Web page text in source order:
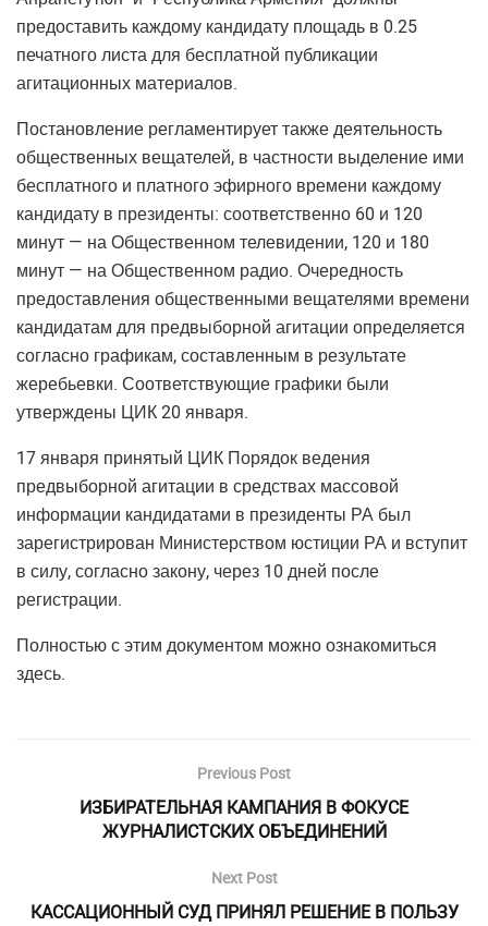
предоставить каждому кандидату площадь в 0.25
печатного листа для бесплатной публикации
агитационных материалов.
Постановление регламентирует также деятельность
общественных вещателей, в частности выделение ими
бесплатного и платного эфирного времени каждому
кандидату в президенты: соответственно 60 и 120
минут — на Общественном телевидении, 120 и 180
минут — на Общественном радио. Очередность
предоставления общественными вещателями времени
кандидатам для предвыборной агитации определяется
согласно графикам, составленным в результате
жеребьевки. Соответствующие графики были
утверждены ЦИК 20 января.
17 января принятый ЦИК Порядок ведения
предвыборной агитации в средствах массовой
информации кандидатами в президенты РА был
зарегистрирован Министерством юстиции РА и вступит
в силу, согласно закону, через 10 дней после
регистрации.
Полностью с этим документом можно ознакомиться
здесь.
Previous Post
ИЗБИРАТЕЛЬНАЯ КАМПАНИЯ В ФОКУСЕ
ЖУРНАЛИСТСКИХ ОБЪЕДИНЕНИЙ
Next Post
КАССАЦИОННЫЙ СУД ПРИНЯЛ РЕШЕНИЕ В ПОЛЬЗУ